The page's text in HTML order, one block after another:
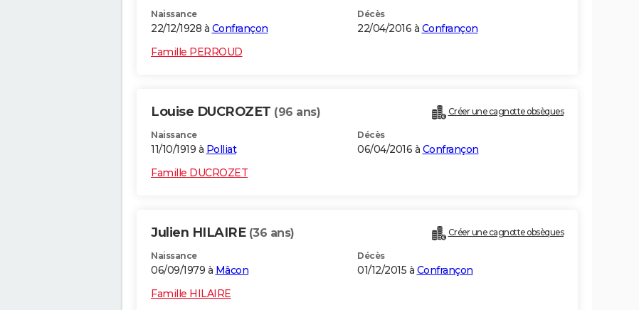
Naissance
22/12/1928 à Confrançon
Décès
22/04/2016 à Confrançon
Famille PERROUD
Louise DUCROZET (96 ans) Créer une cagnotte obsèques
Naissance
11/10/1919 à Polliat
Décès
06/04/2016 à Confrançon
Famille DUCROZET
Julien HILAIRE (36 ans) Créer une cagnotte obsèques
Naissance
06/09/1979 à Mâcon
Décès
01/12/2015 à Confrançon
Famille HILAIRE